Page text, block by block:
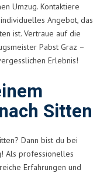
Umzug. Kontaktiere
Angebot, das
ist. Vertraue auf die
Pabst Graz –
Erlebnis!
Sitten
Dann bist du bei
Als professionelles
Erfahrungen und